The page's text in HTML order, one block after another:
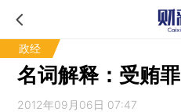
政经
名词解释：受贿罪
2012年09月06日 07:47